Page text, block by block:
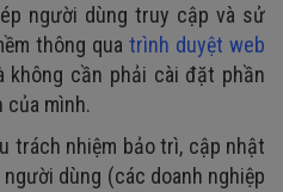
người dùng truy cập và sử
thông qua trình duyệt web
không cần phải cài đặt phần
của mình.
trách nhiệm bảo trì, cập nhật
dùng (các doanh nghiệp